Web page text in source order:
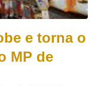
e torna o
MP de